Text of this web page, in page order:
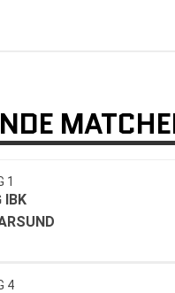
1
IBK
4